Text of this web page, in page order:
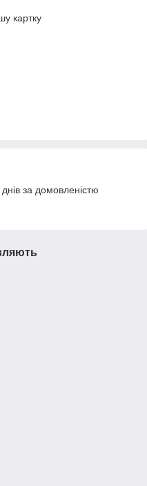
картку
за домовленістю